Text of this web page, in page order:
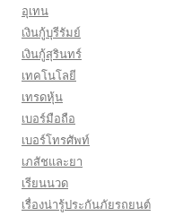
อุเทน
เงินกู้บุรีรัมย์
เงินกู้สุรินทร์
เทคโนโลยี
เทรดหุ้น
เบอร์มือถือ
เบอร์โทรศัพท์
เภสัชและยา
เรียนนวด
เรื่องน่ารู้ประกันภัยรถยนต์